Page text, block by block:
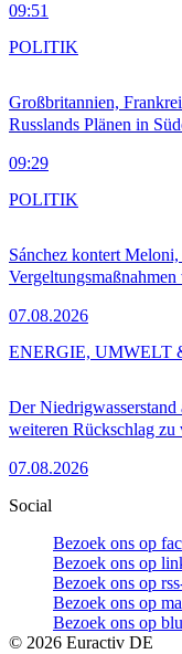
09:51
Großbritannien,
Russlands Plänen in
09:29
POLITIK
Sánchez kontert
07.08.2026
POLITIK
Der
weiteren Rückschlag zu
07.08.2026
ENERGIE, UMWELT
Social
Bezoek ons op
Bezoek ons op
Bezoek ons op
Bezoek ons op
Bezoek ons op
© 2026 Euractiv DE